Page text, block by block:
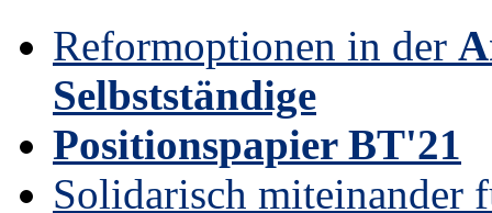
Reformoptionen in der
Selbstständige
Positionspapier BT'21
Solidarisch miteinander